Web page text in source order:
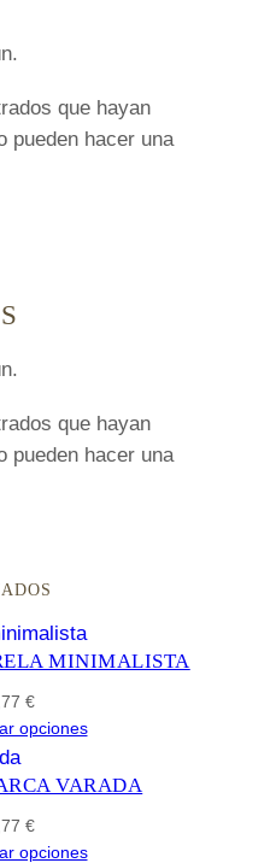
que hayan
pueden hacer una
que hayan
pueden hacer una
MINIMALISTA
€
opciones
VARADA
€
opciones